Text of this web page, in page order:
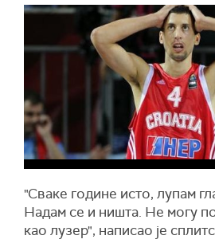
"Сваке године исто, лупам
Надам се и ништа. Не могу
као лузер", написао је